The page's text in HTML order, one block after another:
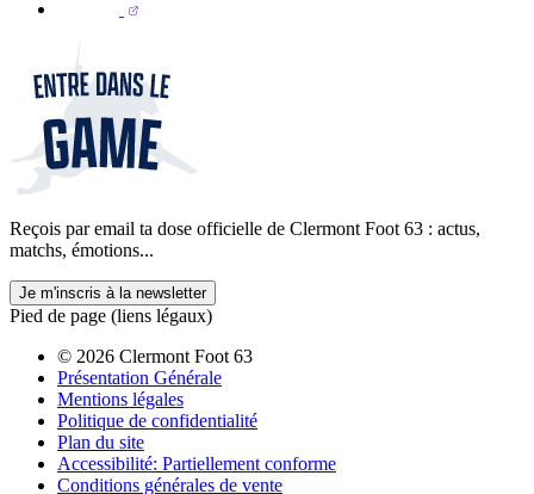
Reçois par email ta dose officielle de Clermont Foot 63 : actus,
matchs, émotions...
Je m'inscris à la newsletter
Pied de page (liens légaux)
© 2026 Clermont Foot 63
Présentation Générale
Mentions légales
Politique de confidentialité
Plan du site
Accessibilité: Partiellement conforme
Conditions générales de vente